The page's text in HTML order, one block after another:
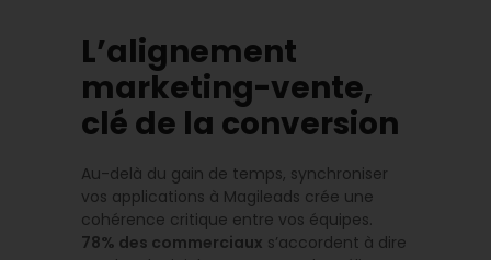
L’alignement
marketing-vente,
clé de la conversion
Au-delà du gain de temps, synchroniser
vos applications à Magileads crée une
cohérence critique entre vos équipes.
78% des commerciaux s’accordent à dire